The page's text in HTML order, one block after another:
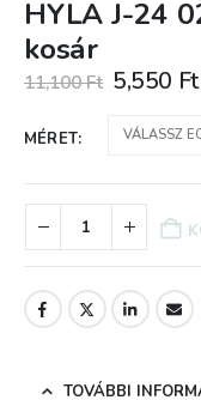
HYLA J-24
kosár
11,100Ft Original
price
was:
11,100
5,550 Ft
MÉRET
TOVÁBBI